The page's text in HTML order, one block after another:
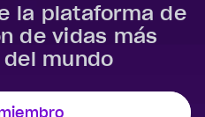
la plataforma de
de vidas más
mundo